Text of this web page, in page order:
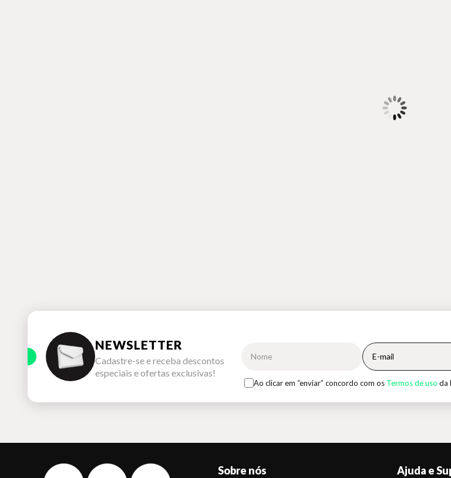
NEWSLETTER
Cadastre-se e receba descontos
especiais e ofertas exclusivas!
Ao clicar em “enviar” concordo com os Termos de uso da
Sobre nós Ajuda e